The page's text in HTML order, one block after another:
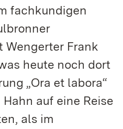
fachkundigen
Frank
heute noch dort
„Ora et labora“
auf eine Reise
als im